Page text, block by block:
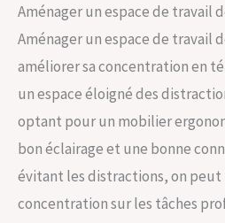
Aménager un espace de travail
Aménager un espace de travail
améliorer sa concentration en
un espace éloigné des
optant pour un mobilier
bon éclairage et une bonne
évitant les distractions, on peut
concentration sur les tâches